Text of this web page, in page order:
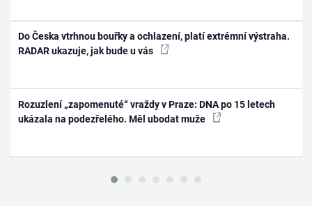
Do Česka vtrhnou bouřky a ochlazení, platí extrémní výstraha.
RADAR ukazuje, jak bude u vás
Rozuzlení „zapomenuté“ vraždy v Praze: DNA po 15 letech
ukázala na podezřelého. Měl ubodat muže